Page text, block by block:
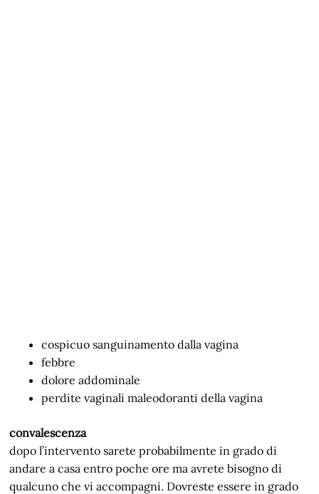
cospicuo sanguinamento dalla vagina
febbre
dolore addominale
perdite vaginali maleodoranti della vagina
convalescenza
dopo l’intervento sarete probabilmente in grado di
andare a casa entro poche ore ma avrete bisogno di
qualcuno che vi accompagni. Dovreste essere in grado